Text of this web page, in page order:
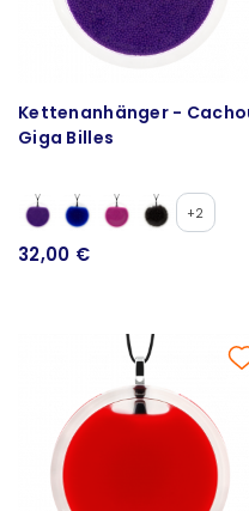
Kettenanhänger -
Giga Billes
+2
32,00 €